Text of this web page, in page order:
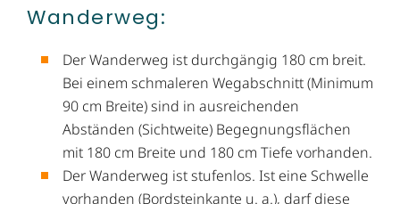
Wanderweg:
Der Wanderweg ist durchgängig 180 cm breit.
Bei einem schmaleren Wegabschnitt (Minimum
90 cm Breite) sind in ausreichenden
Abständen (Sichtweite) Begegnungsflächen
mit 180 cm Breite und 180 cm Tiefe vorhanden.
Der Wanderweg ist stufenlos. Ist eine Schwelle
vorhanden (Bordsteinkante u. a.), darf diese